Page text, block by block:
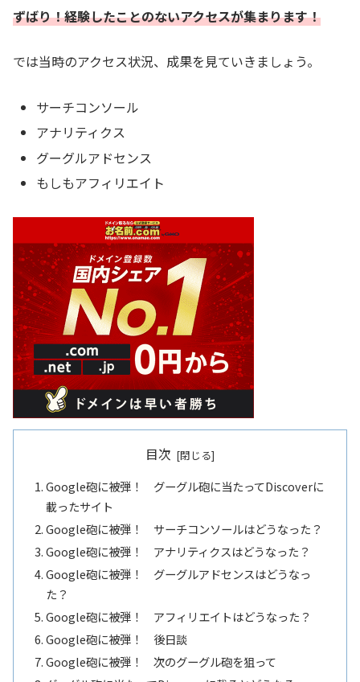
ずばり！経験したことのないアクセスが集まります！
では当時のアクセス状況、成果を見ていきましょう。
サーチコンソール
アナリティクス
グーグルアドセンス
もしもアフィリエイト
目次
Google砲に被弾！ グーグル砲に当たってDiscoverに
載ったサイト
Google砲に被弾！ サーチコンソールはどうなった？
Google砲に被弾！ アナリティクスはどうなった？
Google砲に被弾！ グーグルアドセンスはどうなっ
た？
Google砲に被弾！ アフィリエイトはどうなった？
Google砲に被弾！ 後日談
Google砲に被弾！ 次のグーグル砲を狙って